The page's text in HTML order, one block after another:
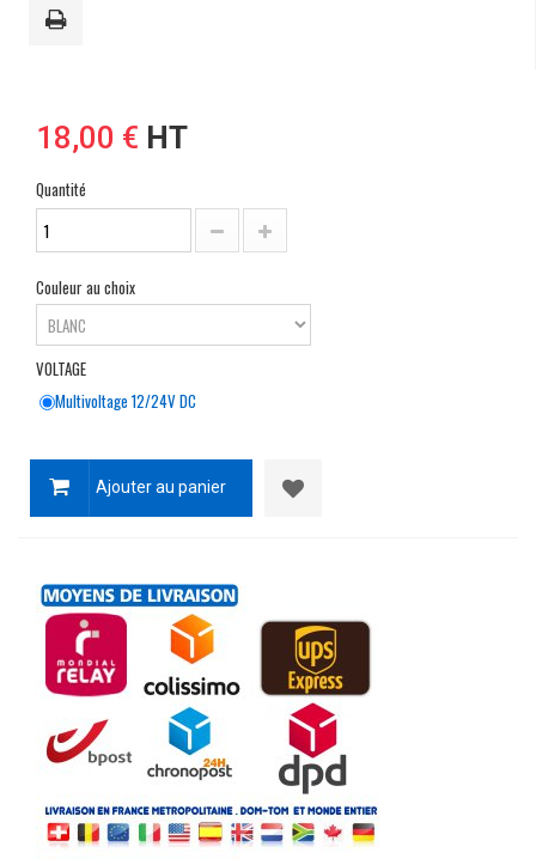
18,00 € HT
Quantité
Couleur au choix
VOLTAGE
Multivoltage 12/24V DC
Ajouter au panier